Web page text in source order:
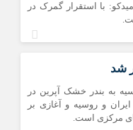
باغنرده
بهرام آباد
زرافشان
با استقرار گمرک در
شد
روسیه به بندر خشک آپرین در
و روسیه و آغازی بر
مرکزی است.